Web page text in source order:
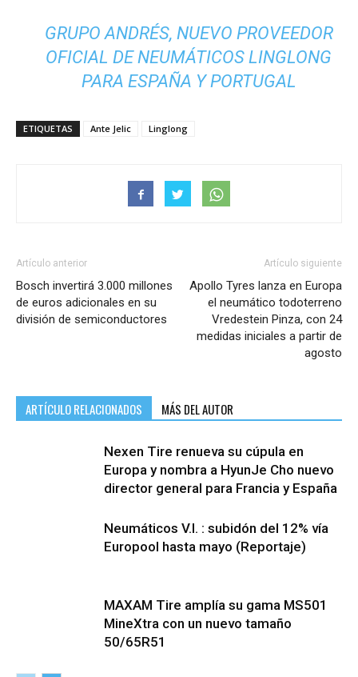
GRUPO ANDRÉS, NUEVO PROVEEDOR
OFICIAL DE NEUMÁTICOS LINGLONG
PARA ESPAÑA Y PORTUGAL
ETIQUETAS Ante Jelic Linglong
Artículo anterior
Bosch invertirá 3.000 millones
de euros adicionales en su
división de semiconductores
Artículo siguiente
Apollo Tyres lanza en Europa
el neumático todoterreno
Vredestein Pinza, con 24
medidas iniciales a partir de
agosto
ARTÍCULO RELACIONADOS MÁS DEL AUTOR
Nexen Tire renueva su cúpula en
Europa y nombra a HyunJe Cho nuevo
director general para Francia y España
Neumáticos V.I. : subidón del 12% vía
Europool hasta mayo (Reportaje)
MAXAM Tire amplía su gama MS501
MineXtra con un nuevo tamaño
50/65R51